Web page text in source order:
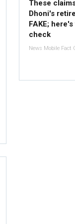
These
Dhoni's
FAKE;
check
Fact Check: